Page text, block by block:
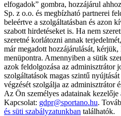
elfogadok” gombra, hozzájárul
Sp. z o.o. és megbízható partnerei
beleértve a szolgáltatásban és azon
szabott hirdetéseket is. Ha nem
szeretné korlátozni annak
már megadott hozzájárulását,
menüpontra. Amennyiben a sütik
azok feldolgozása az adminisztrátor
szolgáltatások magas szintű
végzését szolgálja az adminisztrátor
Az Ön személyes adatainak
Kapcsolat: gdpr@sportano.hu.
és süti szabályzatunkban találhatók.